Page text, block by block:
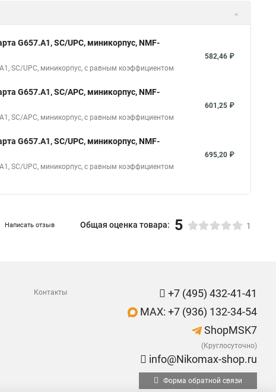
G657.A1, SC/UPC, миникорпус, NMF-
SC/UPC, миникорпус, с равным коэффициентом
582,46 ₽
G657.A1, SC/APC, миникорпус, NMF-
SC/APC, миникорпус, с равным коэффициентом
601,25 ₽
G657.A1, SC/UPC, миникорпус, NMF-
SC/UPC, миникорпус, с равным коэффициентом
695,20 ₽
Написать отзыв Общая оценка товара: 5 1
Контакты
+7 (495) 432-41-41
MAX: +7 (936) 132-34-54
ShopMSK7
(Круглосуточно)
info@Nikomax-shop.ru
Форма обратной связи